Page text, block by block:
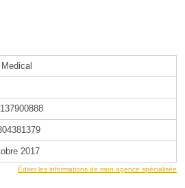
2017
Éditer les informations de mon agence spécialisée